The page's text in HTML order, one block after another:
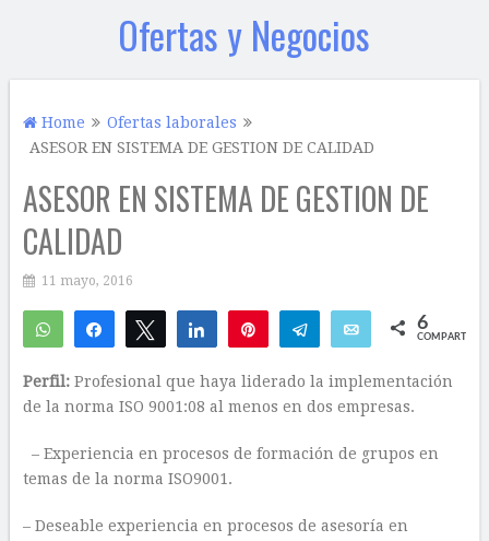
Ofertas y Negocios
Home
Ofertas laborales
ASESOR EN SISTEMA DE GESTION DE CALIDAD
ASESOR EN SISTEMA DE GESTION DE
CALIDAD
11 mayo, 2016
WhatsAppCompartirTwittear Compartir Telegram Email 6
COMPARTIR
Perfil: Profesional que haya liderado la implementación
de la norma ISO 9001:08 al menos en dos empresas.
– Experiencia en procesos de formación de grupos en
temas de la norma ISO9001.
– Deseable experiencia en procesos de asesoría en